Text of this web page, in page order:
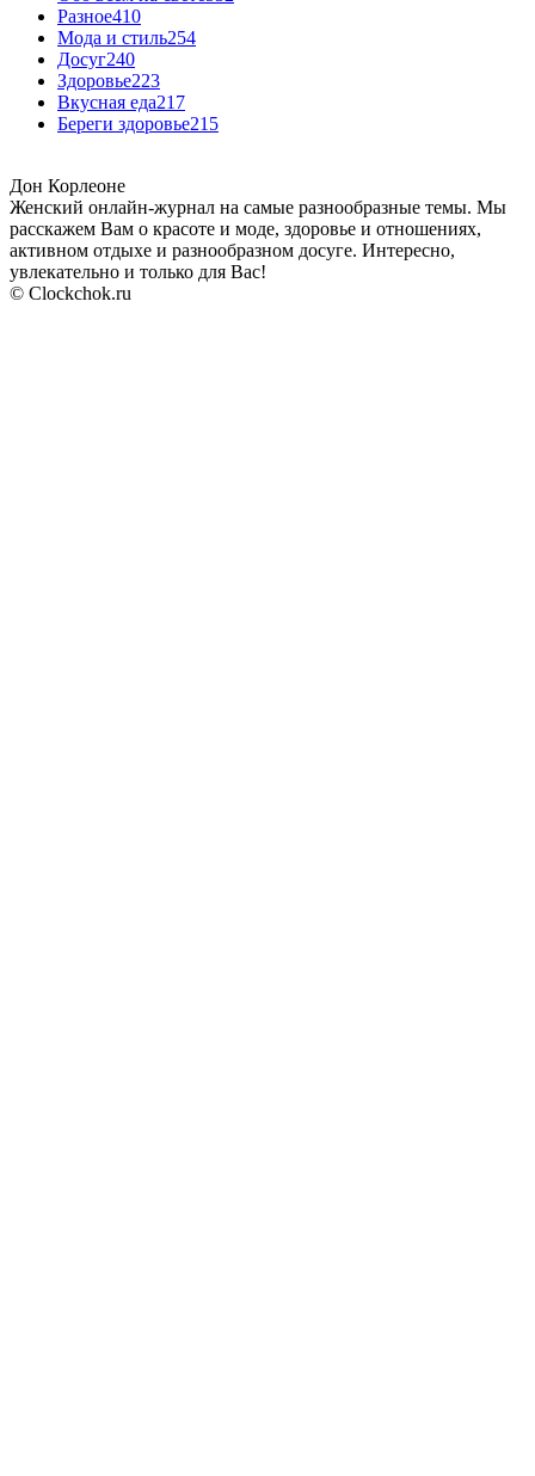
Разное410
Мода и стиль254
Досуг240
Здоровье223
Вкусная еда217
Береги здоровье215
Дон Корлеоне
Женский онлайн-журнал на самые разнообразные темы. Мы
расскажем Вам о красоте и моде, здоровье и отношениях,
активном отдыхе и разнообразном досуге. Интересно,
увлекательно и только для Вас!
© Clockchok.ru